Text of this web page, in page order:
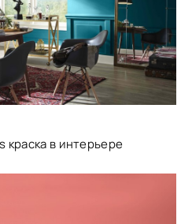
краска в интерьере